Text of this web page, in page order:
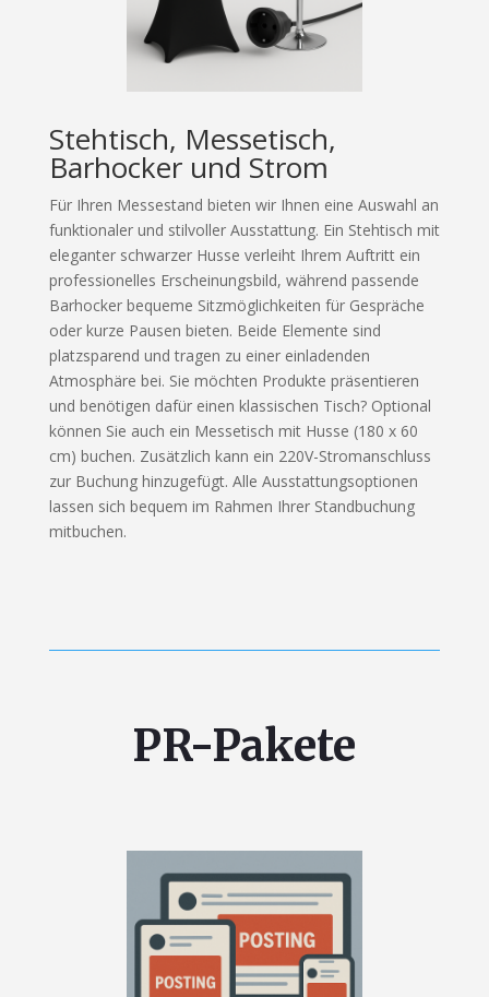
Stehtisch, Messetisch,
Barhocker und Strom
Für Ihren Messestand bieten wir Ihnen eine Auswahl an
funktionaler und stilvoller Ausstattung. Ein Stehtisch mit
eleganter schwarzer Husse verleiht Ihrem Auftritt ein
professionelles Erscheinungsbild, während passende
Barhocker bequeme Sitzmöglichkeiten für Gespräche
oder kurze Pausen bieten. Beide Elemente sind
platzsparend und tragen zu einer einladenden
Atmosphäre bei. Sie möchten Produkte präsentieren
und benötigen dafür einen klassischen Tisch? Optional
können Sie auch ein Messetisch mit Husse (180 x 60
cm) buchen. Zusätzlich kann ein 220V-Stromanschluss
zur Buchung hinzugefügt. Alle Ausstattungsoptionen
lassen sich bequem im Rahmen Ihrer Standbuchung
mitbuchen.
PR-Pakete